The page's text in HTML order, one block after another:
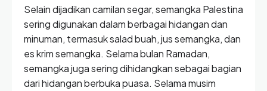
Selain dijadikan camilan segar, semangka Palestina
sering digunakan dalam berbagai hidangan dan
minuman, termasuk salad buah, jus semangka, dan
es krim semangka. Selama bulan Ramadan,
semangka juga sering dihidangkan sebagai bagian
dari hidangan berbuka puasa. Selama musim